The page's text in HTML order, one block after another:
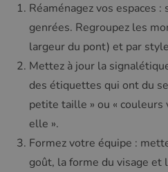
Réaménagez vos espaces
genrées. Regroupez les
largeur du pont) et par
Mettez à jour la
des étiquettes qui ont du
petite taille » ou « couleurs
elle ».
Formez votre équipe :
goût, la forme du visage et